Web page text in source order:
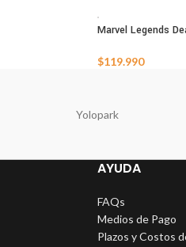
Marvel Legends
$119.990
Yolopark
AYUDA
FAQs
Medios de Pago
Plazos y Costos